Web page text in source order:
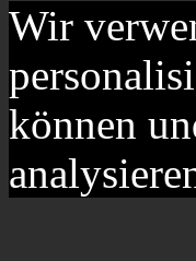
Wir
können